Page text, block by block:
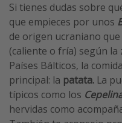
Si tienes dudas sobre
que empieces por unos
de origen ucraniano
(caliente o fría) según la
Países Bálticos, la
principal: la patata. La
típicos como los
hervidas como